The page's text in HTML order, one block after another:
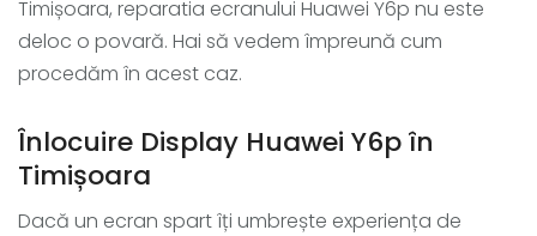
Timișoara, reparatia ecranului Huawei Y6p nu este
deloc o povară. Hai să vedem împreună cum
procedăm în acest caz.
Înlocuire Display Huawei Y6p în
Timișoara
Dacă un ecran spart îți umbrește experiența de